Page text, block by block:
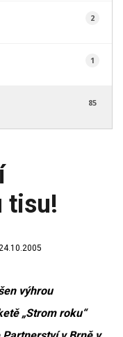
2
1
85
tisu!
výhrou
„Strom roku“